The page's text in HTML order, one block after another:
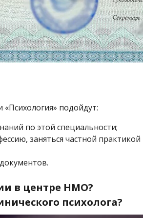
подойдут:
по этой специальности;
заняться частной
в центре НМО?
психолога?